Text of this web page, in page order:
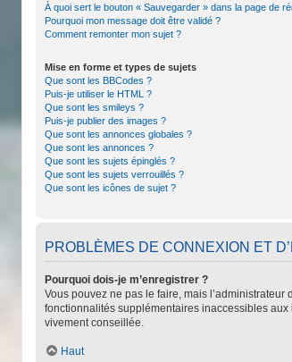
À quoi sert le bouton « Sauvegarder » dans la page de
Pourquoi mon message doit être validé ?
Comment remonter mon sujet ?
Mise en forme et types de sujets
Que sont les BBCodes ?
Puis-je utiliser le HTML ?
Que sont les smileys ?
Puis-je publier des images ?
Que sont les annonces globales ?
Que sont les annonces ?
Que sont les sujets épinglés ?
Que sont les sujets verrouillés ?
Que sont les icônes de sujet ?
PROBLÈMES DE CONNEXION ET
Pourquoi dois-je m’enregistrer ?
Vous pouvez ne pas le faire, mais
fonctionnalités supplémentaires inaccessibles
vivement conseillée.
Haut